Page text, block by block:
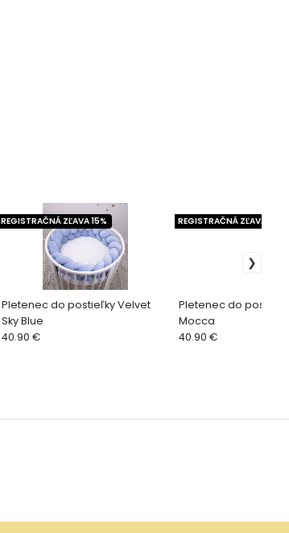
Pletenec do postieľky Velvet
Sky Blue
REGISTRAČNÁ ZĽAVA 15%
40.90 €
Pletenec do
Mocca
REGISTRAČNÁ ZĽAVA 15%
40.90 €